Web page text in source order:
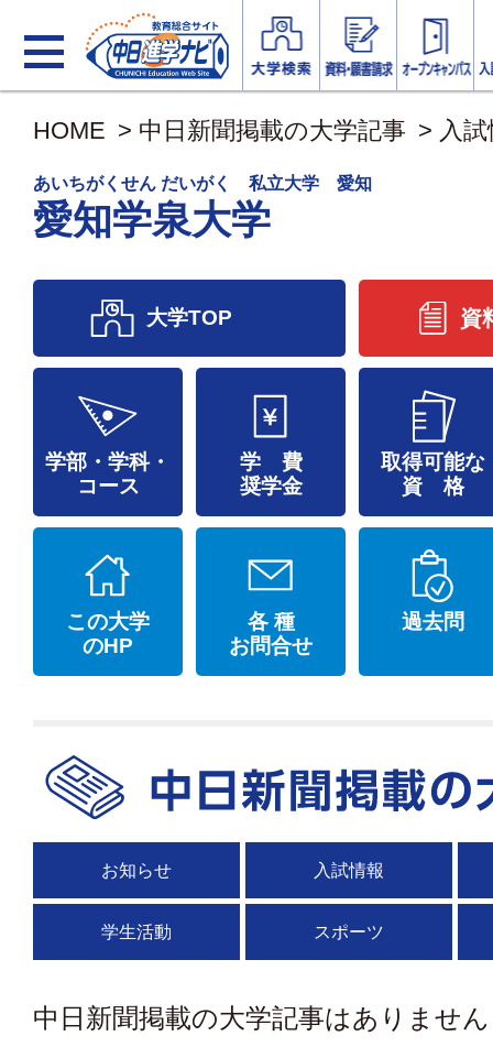
HOME > 中日新聞掲載の大学記事 > 入
あいちがくせん だいがく 私立大学 愛知
愛知学泉大学
資
大学TOP
学部・学科・
コース
学 費
奨学金
取得可能な
資 格
この大学
のHP
各 種
お問合せ
過去問
お知らせ 入試情報
学生活動 スポーツ
中日新聞掲載の大学記事はありません